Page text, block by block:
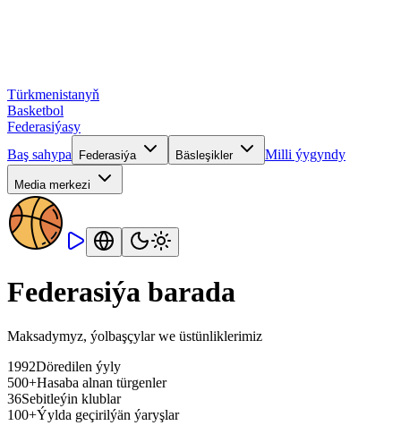
Türkmenistanyň
Basketbol
Federasiýasy
Baş sahypa
Federasiýa Bäsleşikler Milli ýygyndy
Media merkezi
Federasiýa barada
Maksadymyz, ýolbaşçylar we üstünliklerimiz
1992Döredilen ýyly
500+Hasaba alnan türgenler
36Sebitleýin klublar
100+Ýylda geçirilýän ýaryşlar